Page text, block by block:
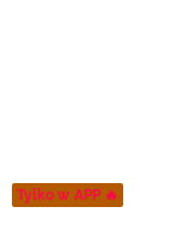
Tylko w APP 🔥